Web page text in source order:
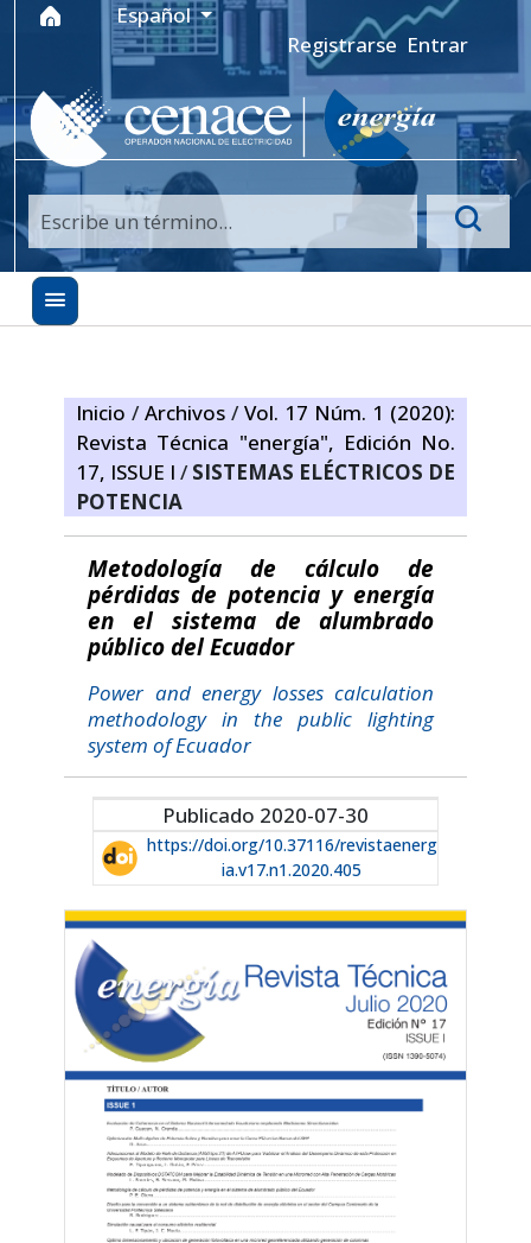
Ir al menú de navegación principal
Ir al contenido principal
Ir al pie de página del sitio
Idioma
Español
Registrarse Entrar
Inicio / Archivos / Vol. 17 Núm. 1 (2020):
Revista Técnica "energía", Edición No.
17, ISSUE I / SISTEMAS ELÉCTRICOS DE
POTENCIA
Metodología de cálculo de
pérdidas de potencia y energía
en el sistema de alumbrado
público del Ecuador
Power and energy losses calculation
methodology in the public lighting
system of Ecuador
Publicado 2020-07-30
https://doi.org/10.37116/revistaenerg
ia.v17.n1.2020.405